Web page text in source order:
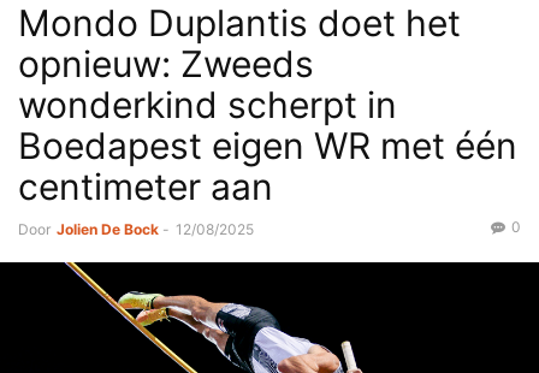
Mondo Duplantis doet het
opnieuw: Zweeds
wonderkind scherpt in
Boedapest eigen WR met één
centimeter aan
Door Jolien De Bock - 12/08/2025 0